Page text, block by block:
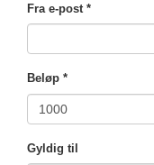
Fra e-post *
Beløp *
Gyldig til